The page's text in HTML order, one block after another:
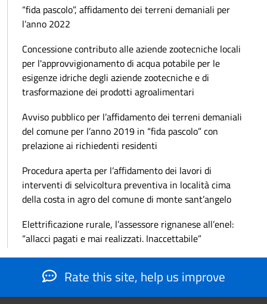
“fida pascolo”, affidamento dei terreni demaniali per
l’anno 2022
Concessione contributo alle aziende zootecniche locali
per l'approvvigionamento di acqua potabile per le
esigenze idriche degli aziende zootecniche e di
trasformazione dei prodotti agroalimentari
Avviso pubblico per l’affidamento dei terreni demaniali
del comune per l’anno 2019 in “fida pascolo” con
prelazione ai richiedenti residenti
Procedura aperta per l’affidamento dei lavori di
interventi di selvicoltura preventiva in località cima
della costa in agro del comune di monte sant’angelo
Elettrificazione rurale, l’assessore rignanese all’enel:
“allacci pagati e mai realizzati. Inaccettabile”
Rate this site, help us improve